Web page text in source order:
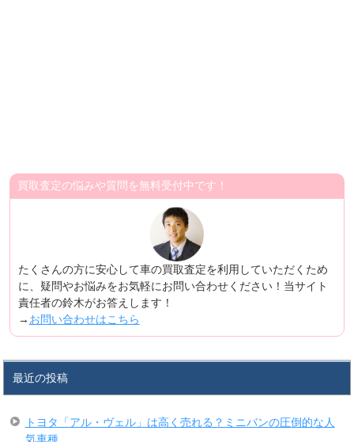
買取査定の悩みや質問を無料受付中です！
たくさんの方に安心して車の買取査定を利用していただくため
に、疑問やお悩みをお気軽にお問い合わせください！当サイト
責任者の鈴木がお答えします！
→ お問い合わせはこちら
最近の投稿
トヨタ「アル・ヴェル」は高く売れる？ミニバンの圧倒的な人
気車種